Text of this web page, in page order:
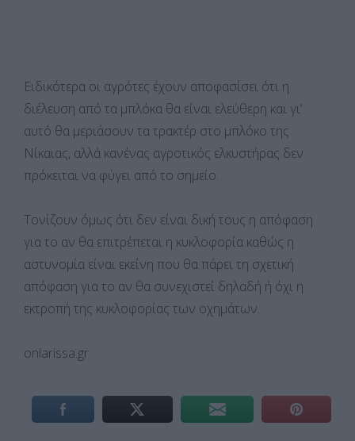
Ειδικότερα οι αγρότες έχουν αποφασίσει ότι η
διέλευση από τα μπλόκα θα είναι ελεύθερη και γι’
αυτό θα μεριάσουν τα τρακτέρ στο μπλόκο της
Νίκαιας, αλλά κανένας αγροτικός ελκυστήρας δεν
πρόκειται να φύγει από το σημείο.
Τονίζουν όμως ότι δεν είναι δική τους η απόφαση
για το αν θα επιτρέπεται η κυκλοφορία καθώς η
αστυνομία είναι εκείνη που θα πάρει τη σχετική
απόφαση για το αν θα συνεχιστεί δηλαδή ή όχι η
εκτροπή της κυκλοφορίας των οχημάτων.
onlarissa.gr